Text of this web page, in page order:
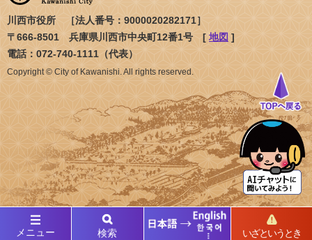
メニュー 検索 いざというとき
川西市役所 ［法人番号：9000020282171］
〒666-8501 兵庫県川西市中央町12番1号 [ 地図 ]
電話：072-740-1111（代表）
Copyright © City of Kawanishi. All rights reserved.